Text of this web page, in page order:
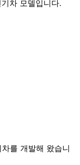
차 모델입니다.
를 개발해 왔습니